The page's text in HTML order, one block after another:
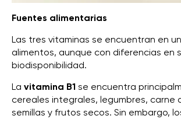
Fuentes alimentarias
Las tres vitaminas se encuentran en
alimentos, aunque con diferencias en
biodisponibilidad.
La vitamina B1 se encuentra
cereales integrales, legumbres, carne
semillas y frutos secos. Sin embargo,